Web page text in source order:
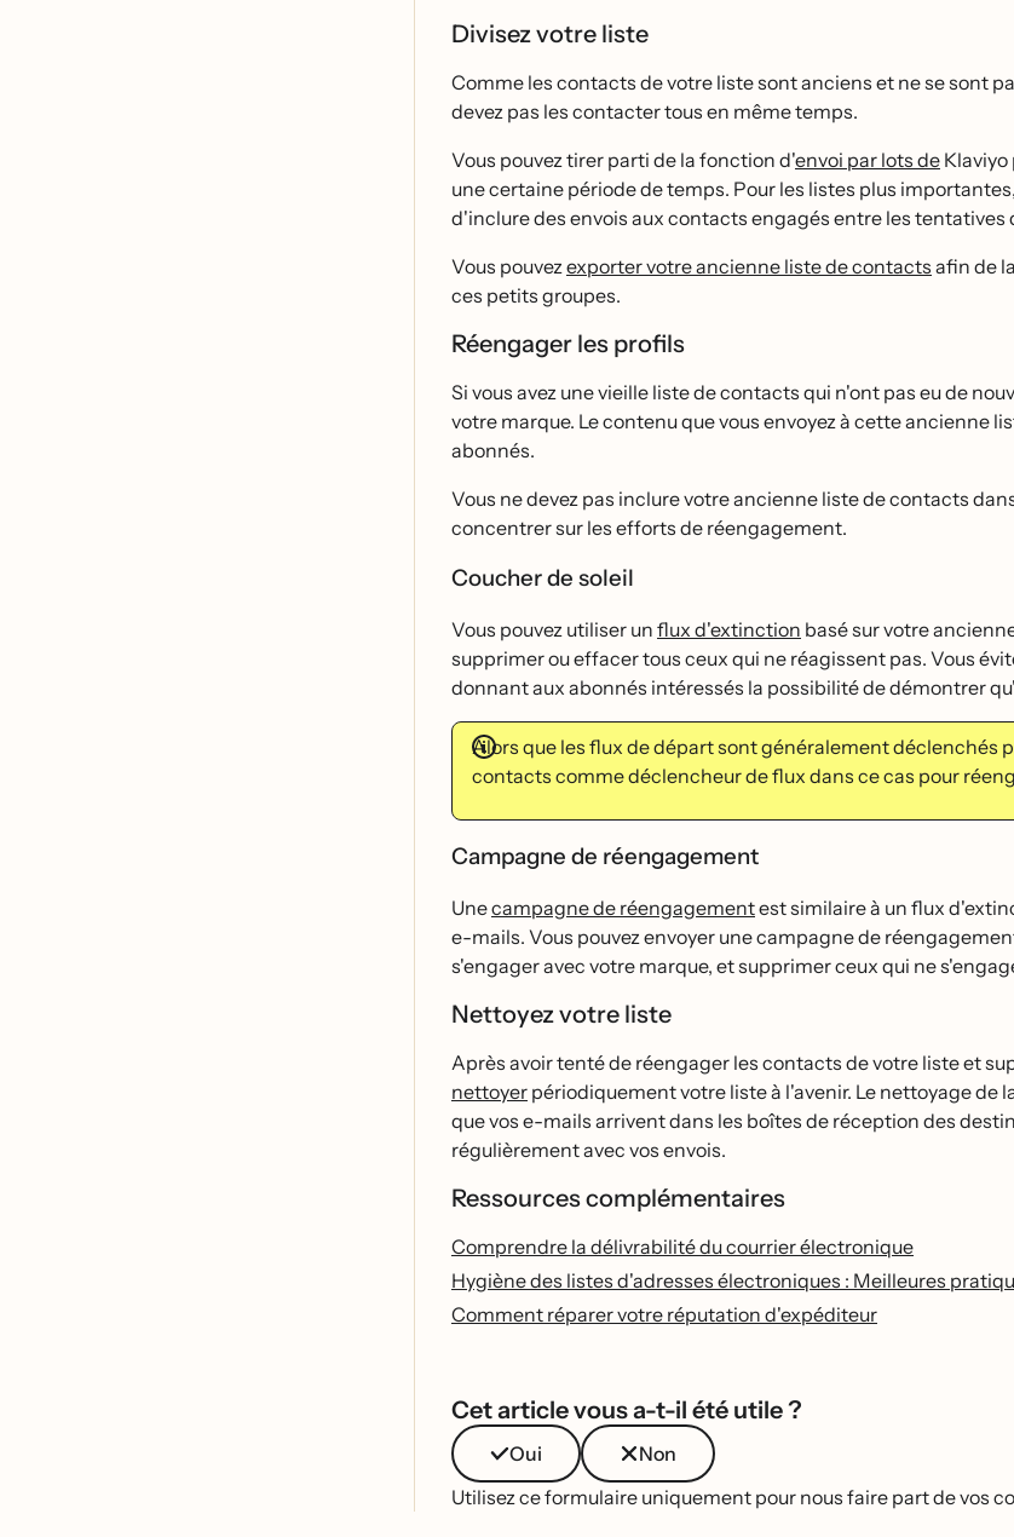
Divisez votre liste
Comme les contacts de votre liste sont anciens et ne se sont
devez pas les contacter tous en même temps.
Vous pouvez tirer parti de la fonction d'envoi par lots de Klaviyo
une certaine période de temps. Pour les listes plus
d'inclure des envois aux contacts engagés entre les tentatives
Vous pouvezexporter votre ancienne liste de contacts afin de
ces petits groupes.
Réengager les profils
Si vous avez une vieille liste de contacts qui n'ont pas eu de
votre marque. Le contenu que vous envoyez à cette
abonnés.
Vous ne devez pas inclure votre ancienne liste de contacts
concentrer sur les efforts de réengagement.
Coucher de soleil
Vous pouvez utiliser un flux d'extinction basé sur votre
supprimer ou effacer tous ceux qui ne réagissent pas. Vous
donnant aux abonnés intéressés la possibilité de démontrer
Alors que les flux de départ sont généralement déclenchés
contacts comme déclencheur de flux dans ce cas pour
Campagne de réengagement
Unecampagne de réengagementest similaire à un flux
e-mails. Vous pouvez envoyer une campagne de
s'engager avec votre marque, et supprimer ceux qui ne
Nettoyez votre liste
Après avoir tenté de réengager les contacts de votre liste et
nettoyer périodiquement votre liste à l'avenir. Le nettoyage
que vos e-mails arrivent dans les boîtes de réception des
régulièrement avec vos envois.
Ressources complémentaires
Comprendre la délivrabilité du courrier électronique
Hygiène des listes d'adresses électroniques : Meilleures
Comment réparer votre réputation d'expéditeur
Cet article vous a-t-il été utile ?
Oui
Non
Utilisez ce formulaire uniquement pour nous faire part de vos